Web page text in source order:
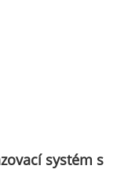
systém s